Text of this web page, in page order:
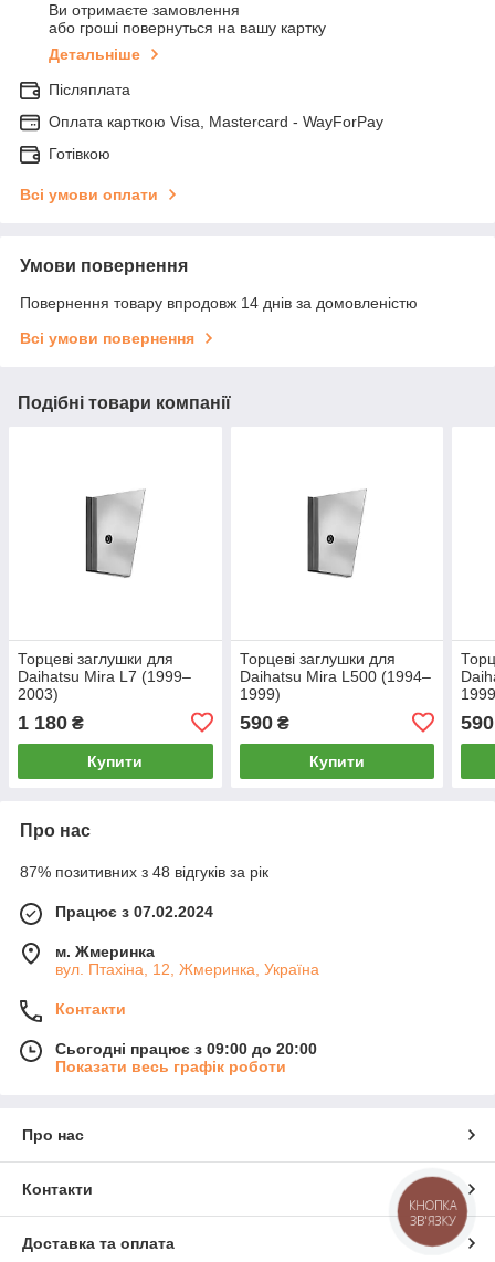
Ви отримаєте замовлення
або гроші повернуться на вашу картку
Детальніше
Післяплата
Оплата карткою Visa, Mastercard - WayForPay
Готівкою
Всі умови оплати
Умови повернення
Повернення товару впродовж 14 днів за домовленістю
Всі умови повернення
Подібні товари компанії
Торцеві заглушки для
Daihatsu Mira L7 (1999–
2003)
1 180 ₴
Купити
Торцеві заглушки для
Daihatsu Mira L500 (1994–
1999)
590₴
Купити
590
Про нас
87% позитивних з 48 відгуків за рік
Працює з 07.02.2024
м. Жмеринка
вул. Птахіна, 12, Жмеринка, Україна
Контакти
Сьогодні працює з 09:00 до 20:00
Показати весь графік роботи
Про нас
Контакти
Доставка та оплата
КНОПКА
ЗВ'ЯЗКУ